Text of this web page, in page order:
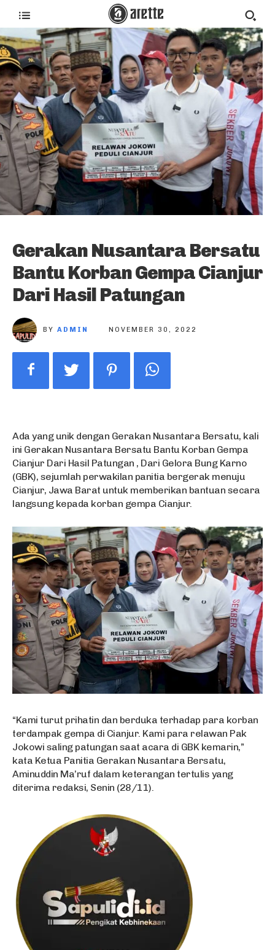
Gerakan Nusantara Bersatu
Bantu Korban Gempa Cianjur
Dari Hasil Patungan
BY ADMIN NOVEMBER 30, 2022
Ada yang unik dengan Gerakan Nusantara Bersatu, kali
ini Gerakan Nusantara Bersatu Bantu Korban Gempa
Cianjur Dari Hasil Patungan , Dari Gelora Bung Karno
(GBK), sejumlah perwakilan panitia bergerak menuju
Cianjur, Jawa Barat untuk memberikan bantuan secara
langsung kepada korban gempa Cianjur.
“Kami turut prihatin dan berduka terhadap para korban
terdampak gempa di Cianjur. Kami para relawan Pak
Jokowi saling patungan saat acara di GBK kemarin,”
kata Ketua Panitia Gerakan Nusantara Bersatu,
Aminuddin Ma’ruf dalam keterangan tertulis yang
diterima redaksi, Senin (28/11).